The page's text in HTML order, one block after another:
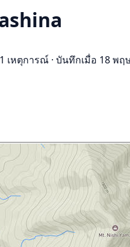
1 เหตุการณ์ · บันทึกเมื่อ 18 พฤ